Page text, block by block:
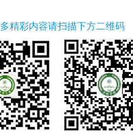
精彩内容请扫描下方二维码